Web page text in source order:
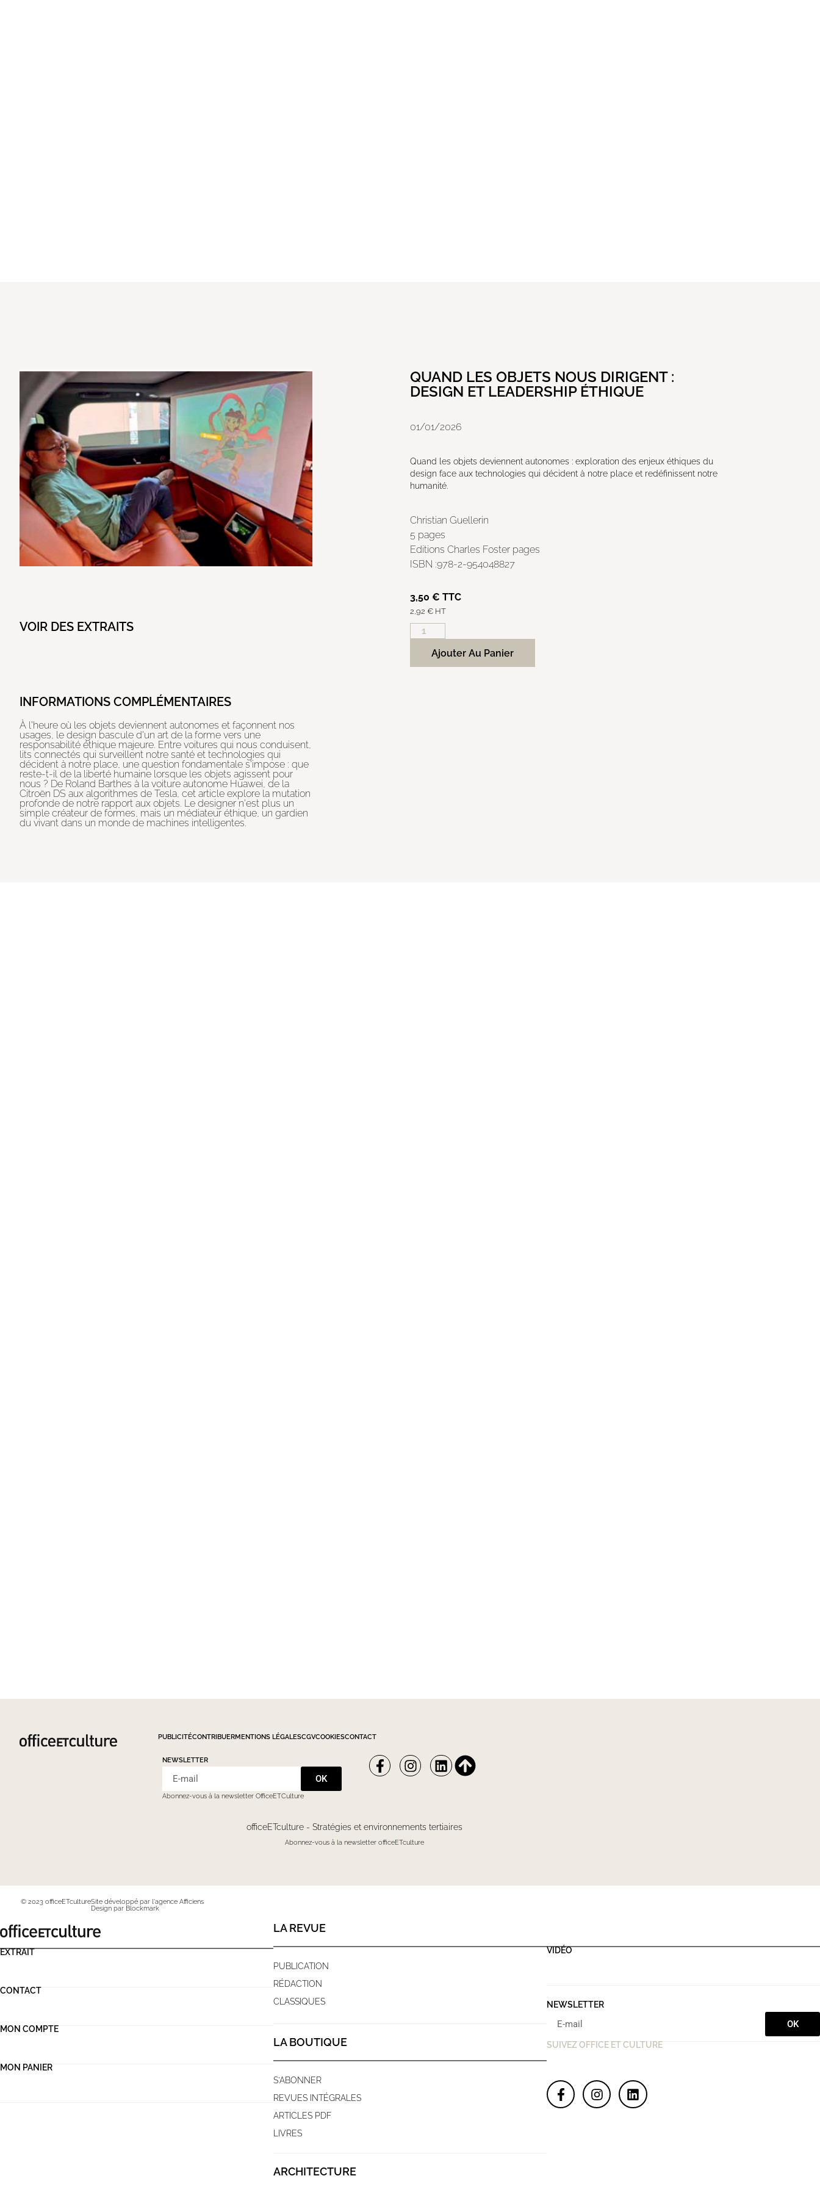
VOIR DES EXTRAITS
INFORMATIONS COMPLÉMENTAIRES
À l'heure où les objets deviennent autonomes et façonnent nos
usages, le design bascule d'un art de la forme vers une
responsabilité éthique majeure. Entre voitures qui nous conduisent,
lits connectés qui surveillent notre santé et technologies qui
décident à notre place, une question fondamentale s'impose : que
reste-t-il de la liberté humaine lorsque les objets agissent pour
nous ? De Roland Barthes à la voiture autonome Huawei, de la
Citroën DS aux algorithmes de Tesla, cet article explore la mutation
profonde de notre rapport aux objets. Le designer n'est plus un
simple créateur de formes, mais un médiateur éthique, un gardien
du vivant dans un monde de machines intelligentes.
QUAND LES OBJETS NOUS DIRIGENT :
DESIGN ET LEADERSHIP ÉTHIQUE
01/01/2026
Quand les objets deviennent autonomes : exploration des enjeux éthiques du
design face aux technologies qui décident à notre place et redéfinissent notre
humanité.
Christian Guellerin
5 pages
Editions Charles Foster pages
ISBN :978-2-954048827
3,50 € TTC
2,92 € HT
Ajouter Au Panier
PUBLICITÉCONTRIBUERMENTIONS LÉGALESCGVCOOKIESCONTACT
NEWSLETTER
OK
Abonnez-vous à la newsletter OfficeETCulture
officeETculture - Stratégies et environnements tertiaires
Abonnez-vous à la newsletter officeETculture
© 2023 officeETcultureSite développé par l'agence Afficiens
Design par Blockmark
EXTRAIT
CONTACT
MON COMPTE
MON PANIER
LA REVUE
PUBLICATION
RÉDACTION
CLASSIQUES
LA BOUTIQUE
S'ABONNER
REVUES INTÉGRALES
ARTICLES PDF
LIVRES
ARCHITECTURE
VIDÉO
NEWSLETTER
OK
SUIVEZ OFFICE ET CULTURE